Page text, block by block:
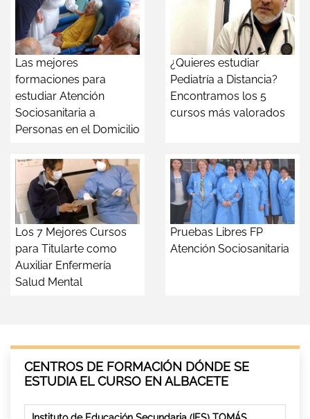
Las mejores
formaciones para
estudiar Atención
Sociosanitaria a
Personas en el Domicilio
¿Quieres estudiar
Pediatría a Distancia?
Encontramos los 5
cursos más valorados
Los 7 Mejores Cursos
para Titularte como
Auxiliar Enfermería
Salud Mental
Pruebas Libres FP
Atención Sociosanitaria
CENTROS DE FORMACIÓN DÓNDE SE
ESTUDIA EL CURSO EN ALBACETE